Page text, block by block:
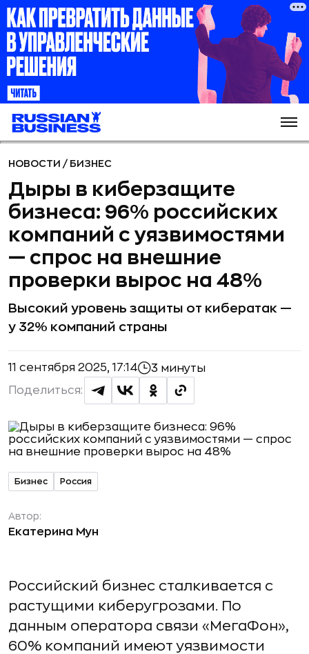
НОВОСТИ / БИЗНЕС
Дыры в киберзащите
бизнеса: 96% российских
компаний с уязвимостями
— спрос на внешние
проверки вырос на 48%
Высокий уровень защиты от кибератак —
у 32% компаний страны
11 сентября 2025, 17:14 3 минуты
Поделиться:
Бизнес Россия
Автор:
Екатерина Мун
Российский бизнес сталкивается с
растущими киберугрозами. По
данным оператора связи «МегаФон»,
60% компаний имеют уязвимости